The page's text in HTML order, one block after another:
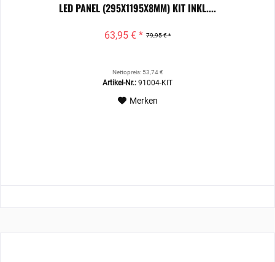
LED PANEL (295X1195X8MM) KIT INKL....
79,95 € *
63,95 € *
Nettopreis: 53,74 €
Artikel-Nr.: 91004-KIT
Merken